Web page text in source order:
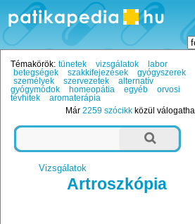
Témakörök: tünetek vizsgálatok
labor
betegségek
szakkifejezések
gyógyszerek
személyek
szervezetek
alternatív
gyógymódok
homeopátia egyéb
orvosi
tévhitek
aromaterápia
Már2259 szócikk közül
Vizsgálatok
Artroszkópia